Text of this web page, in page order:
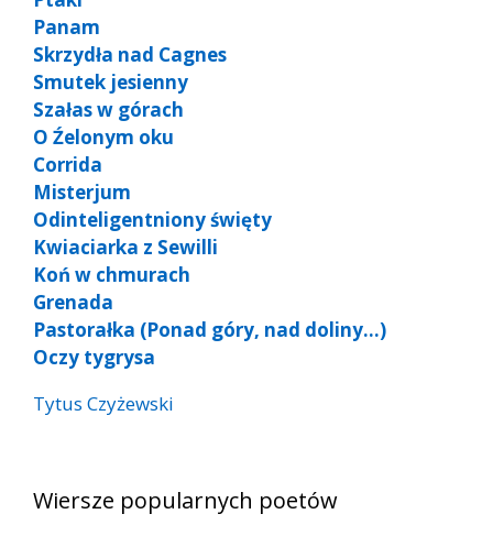
Panam
Skrzydła nad Cagnes
Smutek jesienny
Szałas w górach
O Źelonym oku
Corrida
Misterjum
Odinteligentniony święty
Kwiaciarka z Sewilli
Koń w chmurach
Grenada
Pastorałka (Ponad góry, nad doliny…)
Oczy tygrysa
Tytus Czyżewski
Wiersze popularnych poetów